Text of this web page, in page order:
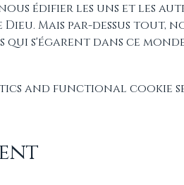
édifier les uns et les
Mais par-dessus tout,
qui s'égarent dans ce
and functional cookie